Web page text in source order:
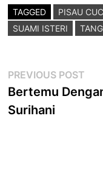
TAGGED PISAU
SUAMI ISTERI
Post
navigation
PREVIOUS POST
Bertemu
Surihani